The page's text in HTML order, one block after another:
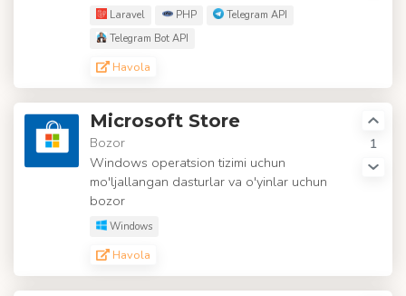
Laravel PHP
Telegram API
Telegram Bot API
Havola
1
Microsoft Store
Bozor
Windows operatsion tizimi uchun
mo'ljallangan dasturlar va o'yinlar uchun
bozor
Windows
Havola